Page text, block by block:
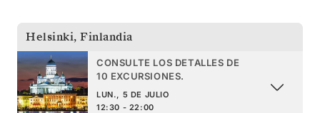
Helsinki, Finlandia
CONSULTE LOS DETALLES DE
10 EXCURSIONES.
LUN., 5 DE JULIO
12:30 - 22:00